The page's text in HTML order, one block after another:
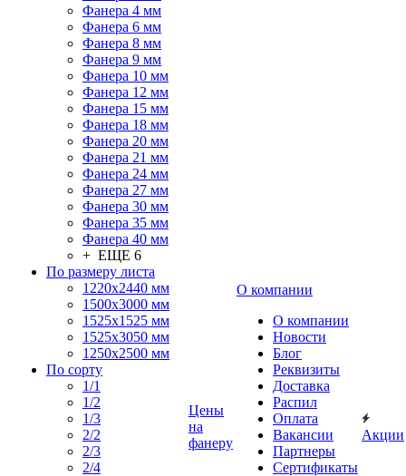
Фанера 4 мм
Фанера 6 мм
Фанера 8 мм
Фанера 9 мм
Фанера 10 мм
Фанера 12 мм
Фанера 15 мм
Фанера 18 мм
Фанера 20 мм
Фанера 21 мм
Фанера 24 мм
Фанера 27 мм
Фанера 30 мм
Фанера 35 мм
Фанера 40 мм
+ ЕЩЕ 6
По размеру листа
1220х2440 мм
1500х3000 мм
1525x1525 мм
1525х3050 мм
1250х2500 мм
По сорту
1/1
1/2
1/3
2/2
2/3
2/4
Цены
на
фанеру
О компании
О компании
Новости
Блог
Реквизиты
Доставка
Распил
Оплата
Вакансии
Партнеры
Сертификаты
Акции